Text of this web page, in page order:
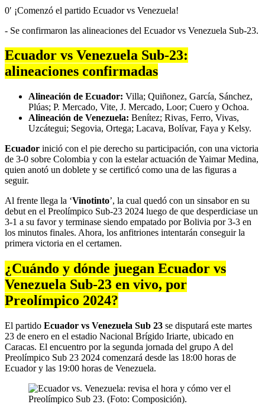
0′ ¡Comenzó el partido Ecuador vs Venezuela!
- Se confirmaron las alineaciones del Ecuador vs Venezuela Sub-23.
Ecuador vs Venezuela Sub-23:
alineaciones confirmadas
Alineación de Ecuador: Villa; Quiñonez, García, Sánchez,
Plúas; P. Mercado, Vite, J. Mercado, Loor; Cuero y Ochoa.
Alineación de Venezuela: Benítez; Rivas, Ferro, Vivas,
Uzcátegui; Segovia, Ortega; Lacava, Bolívar, Faya y Kelsy.
Ecuador inició con el pie derecho su participación, con una victoria
de 3-0 sobre Colombia y con la estelar actuación de Yaimar Medina,
quien anotó un doblete y se certificó como una de las figuras a
seguir.
Al frente llega la ‘Vinotinto’, la cual quedó con un sinsabor en su
debut en el Preolímpico Sub-23 2024 luego de que desperdiciase un
3-1 a su favor y terminase siendo empatado por Bolivia por 3-3 en
los minutos finales. Ahora, los anfitriones intentarán conseguir la
primera victoria en el certamen.
¿Cuándo y dónde juegan Ecuador vs
Venezuela Sub-23 en vivo, por
Preolímpico 2024?
El partido Ecuador vs Venezuela Sub 23 se disputará este martes
23 de enero en el estadio Nacional Brígido Iriarte, ubicado en
Caracas. El encuentro por la segunda jornada del grupo A del
Preolímpico Sub 23 2024 comenzará desde las 18:00 horas de
Ecuador y las 19:00 horas de Venezuela.